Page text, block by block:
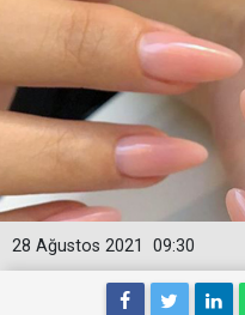
09:30
28 Ağustos 2021